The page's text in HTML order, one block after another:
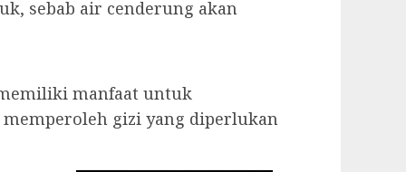
sebab air cenderung akan
manfaat untuk
gizi yang diperlukan